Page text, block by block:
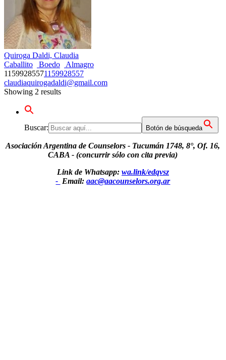
Quiroga Daldi, Claudia
Caballito
Boedo
Almagro
11599285571159928557
claudiaquirogadaldi@gmail.com
Showing 2 results
Buscar: Botón de búsqueda
Asociación Argentina de Counselors - Tucumán 1748, 8°, Of. 16,
CABA - (concurrir sólo con cita previa)
Link de Whatsapp: wa.link/edqvsz
- Email:aac@aacounselors.org.ar